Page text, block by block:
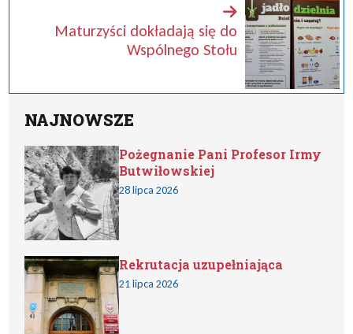
Maturzyści dokładają się do
Wspólnego Stołu
NAJNOWSZE
Pożegnanie Pani Profesor Irmy
Butwiłowskiej
28 lipca 2026
Rekrutacja uzupełniająca
21 lipca 2026